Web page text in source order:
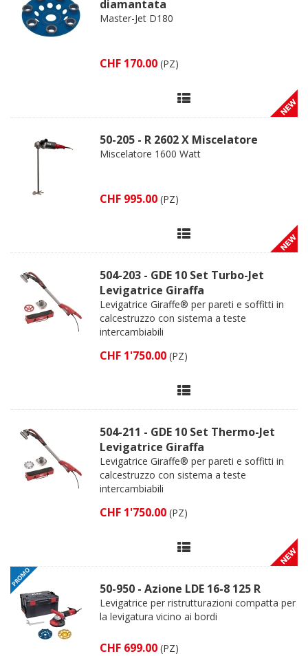
diamantata
Master-Jet D180
CHF 170.00 (PZ)
50-205 - R 2602 X Miscelatore
Miscelatore 1600 Watt
CHF 995.00 (PZ)
504-203 - GDE 10 Set Turbo-Jet
Levigatrice Giraffa
Levigatrice Giraffe® per pareti e soffitti in
calcestruzzo con sistema a teste
intercambiabili
CHF 1'750.00 (PZ)
504-211 - GDE 10 Set Thermo-Jet
Levigatrice Giraffa
Levigatrice Giraffe® per pareti e soffitti in
calcestruzzo con sistema a teste
intercambiabili
CHF 1'750.00 (PZ)
50-950 - Azione LDE 16-8 125 R
Levigatrice per ristrutturazioni compatta per
la levigatura vicino ai bordi
CHF 699.00 (PZ)